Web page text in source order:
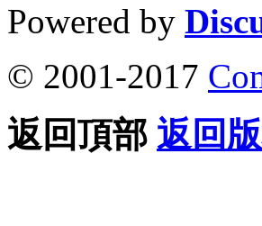
Powered by
© 2001-2017
返回頂部 返回